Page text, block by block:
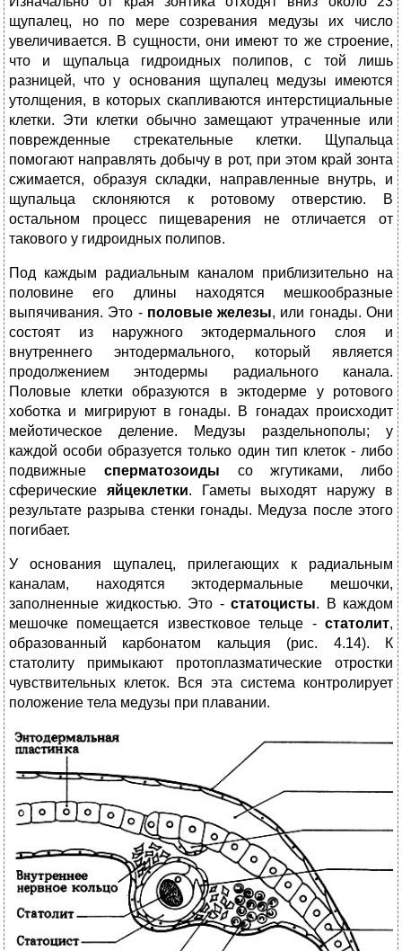
щупалец, но по мере созревания медузы их число
увеличивается. В сущности, они имеют то же строение,
что и щупальца гидроидных полипов, с той лишь
разницей, что у основания щупалец медузы имеются
утолщения, в которых скапливаются интерстициальные
клетки. Эти клетки обычно замещают утраченные или
поврежденные стрекательные клетки. Щупальца
помогают направлять добычу в рот, при этом край зонта
сжимается, образуя складки, направленные внутрь, и
щупальца склоняются к ротовому отверстию. В
остальном процесс пищеварения не отличается от
такового у гидроидных полипов.
Под каждым радиальным каналом приблизительно на
половине его длины находятся мешкообразные
выпячивания. Это - половые железы, или гонады. Они
состоят из наружного эктодермального слоя и
внутреннего энтодермального, который является
продолжением энтодермы радиального канала.
Половые клетки образуются в эктодерме у ротового
хоботка и мигрируют в гонады. В гонадах происходит
мейотическое деление. Медузы раздельнополы; у
каждой особи образуется только один тип клеток - либо
подвижные сперматозоиды со жгутиками, либо
сферические яйцеклетки. Гаметы выходят наружу в
результате разрыва стенки гонады. Медуза после этого
погибает.
У основания щупалец, прилегающих к радиальным
каналам, находятся эктодермальные мешочки,
заполненные жидкостью. Это - статоцисты. В каждом
мешочке помещается известковое тельце - статолит,
образованный карбонатом кальция (рис. 4.14). К
статолиту примыкают протоплазматические отростки
чувствительных клеток. Вся эта система контролирует
положение тела медузы при плавании.